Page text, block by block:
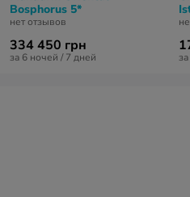
Bosphorus 5*
нет отзывов
334 450 грн
за 6 ночей / 7 дней